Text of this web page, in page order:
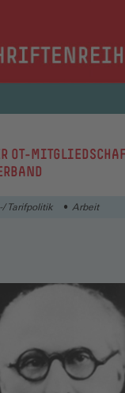
OT-
Tarifpolitik Arbeit